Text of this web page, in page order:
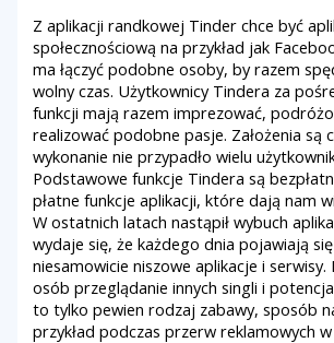
Z aplikacji randkowej Tinder chce być
społecznościową na przykład jak
ma łączyć podobne osoby, by razem
wolny czas. Użytkownicy Tindera za
funkcji mają razem imprezować,
realizować podobne pasje. Założenia są
wykonanie nie przypadło wielu
Podstawowe funkcje Tindera są
płatne funkcje aplikacji, które dają nam
W ostatnich latach nastąpił wybuch
wydaje się, że każdego dnia pojawiają
niesamowicie niszowe aplikacje i serwisy.
osób przeglądanie innych singli i
to tylko pewien rodzaj zabawy, sposób
przykład podczas przerw reklamowych